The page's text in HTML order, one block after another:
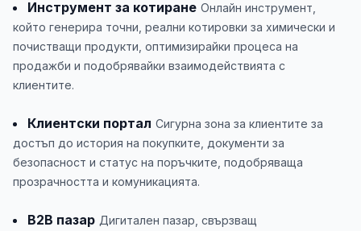
Инструмент за котиране Онлайн инструмент,
който генерира точни, реални котировки за химически и
почистващи продукти, оптимизирайки процеса на
продажби и подобрявайки взаимодействията с
клиентите.
Клиентски портал Сигурна зона за клиентите за
достъп до история на покупките, документи за
безопасност и статус на поръчките, подобряваща
прозрачността и комуникацията.
B2B пазар Дигитален пазар, свързващ